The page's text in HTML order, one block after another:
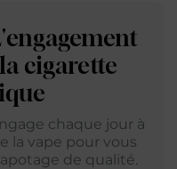
cigarette
chaque jour à
la vape pour vous
de qualité.